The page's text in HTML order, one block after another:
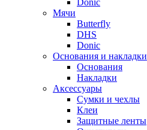
Donic
Мячи
Butterfly
DHS
Donic
Основания и накладки
Основания
Накладки
Аксессуары
Сумки и чехлы
Клеи
Защитные ленты